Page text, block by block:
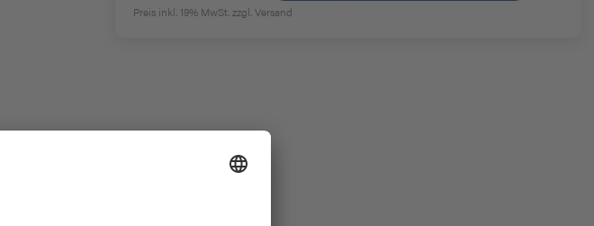
Preis inkl. 19% MwSt.zzgl. Versand